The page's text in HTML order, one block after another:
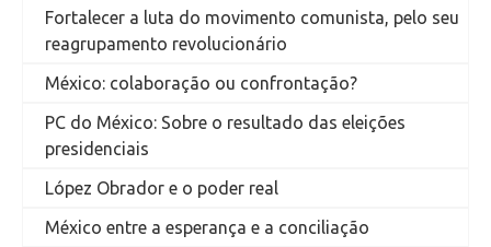
Fortalecer a luta do movimento comunista, pelo seu
reagrupamento revolucionário
México: colaboração ou confrontação?
PC do México: Sobre o resultado das eleições
presidenciais
López Obrador e o poder real
México entre a esperança e a conciliação